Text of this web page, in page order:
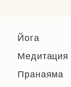
Йога
Медитация
Пранаяма